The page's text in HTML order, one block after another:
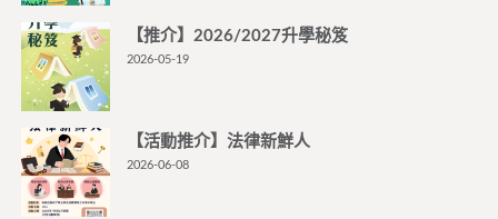
【推介】2026/2027升學秘笈
2026-05-19
【活動推介】法律新鮮人
2026-06-08